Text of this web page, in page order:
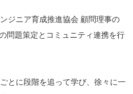
ジニア育成推進協会 顧問理事の
問題策定とコミュニティ連携を行
とに段階を追って学び、徐々に一